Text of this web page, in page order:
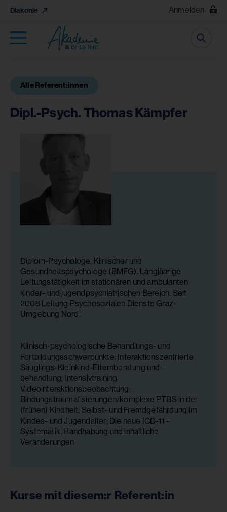
Diakonie Anmelden
Suche
Alle Referent:innen
Dipl.-Psych. Thomas Kämpfer
Diplom-Psychologe, Klinischer und
Gesundheitspsychologe (BMFG). Langjährige
Leitungstätigkeit im stationären und ambulanten
kinder- und jugendpsychiatrischen Bereich. Seit
2008 Leitung Psychosozialen Dienste Graz-
Umgebung Nord.
Klinisch-psychologische Behandlungs- und
Fortbildungsschwerpunkte: Interaktionszentrierte
Säuglings-Kleinkind-Elternberatung und –
behandlung; Intensivtraining
Videointeraktionsbeobachtung;
Bindungstraumatisierungen/komplexe PTBS in der
(frühen) Kindheit; Selbst- und Fremdgefährdung im
Kindes- und Jugendalter; Die neue ICD-11 -
Systematik, Handhabung und inhaltliche
Veränderungen
Kurse mit diesem:r Referent:in